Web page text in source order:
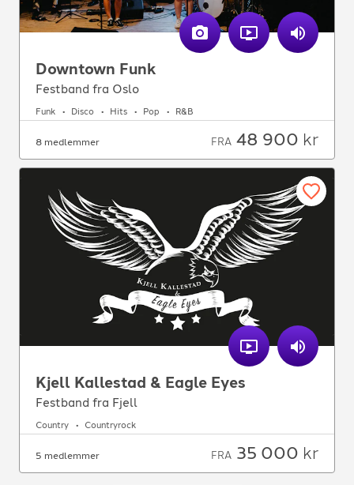
Downtown Funk
Festband fra Oslo
Funk Disco Hits Pop R&B
8 medlemmer FRA 48 900 kr
Kjell Kallestad & Eagle Eyes
Festband fra Fjell
Country Countryrock
5 medlemmer FRA 35 000 kr